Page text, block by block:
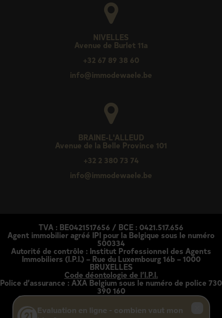
NIVELLES
Avenue de Burlet 11a
+32 67 89 38 60
info@immodewaele.be
BRAINE-L'ALLEUD
Avenue de la Belle Province 101
+32 2 380 73 74
info@immodewaele.be
TVA : BE0421517656 / BCE : 0421.517.656
Agent immobilier agréé IPI pour la Belgique sous le numéro
500334
Autorité de contrôle : Institut Professionnel des Agents
Immobiliers (I.P.I.) – Rue du Luxembourg 16b – 1000
BRUXELLES
Code déontologie de l’I.P.I.
Police d’assurance : AXA Belgium sous le numéro de police 730
390 160
Chaque agence est juridiquement et financièrement:
indépendante